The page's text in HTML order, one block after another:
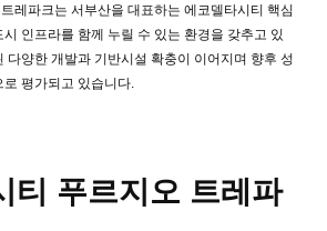
레파크는 서부산을 대표하는 에코델타시티 핵심
인프라를 함께 누릴 수 있는 환경을 갖추고 있
다양한 개발과 기반시설 확충이 이어지며 향후 성
평가되고 있습니다.
티 푸르지오 트레파